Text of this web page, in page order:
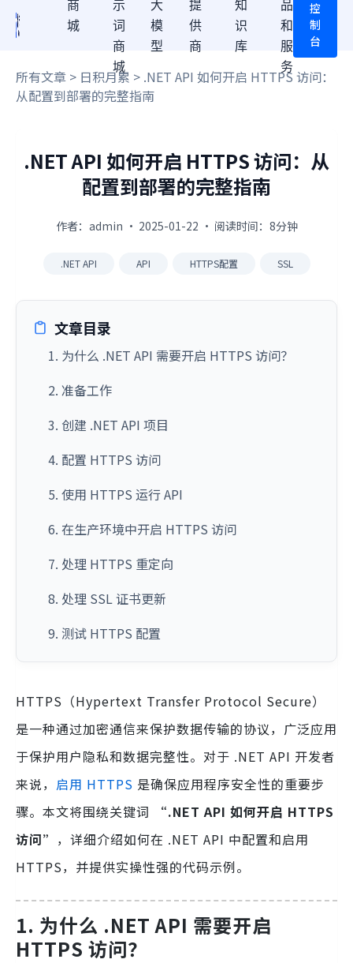
商
城
示
词
商
城
大
模
型
提
供
商
知
识
库
品
和
服
务
控
制
台
所有文章 > 日积月累 > .NET API 如何开启 HTTPS 访问：
从配置到部署的完整指南
.NET API 如何开启 HTTPS 访问：从
配置到部署的完整指南
作者：admin · 2025-01-22 · 阅读时间：8分钟
.NET API API HTTPS配置 SSL
文章目录
1. 为什么 .NET API 需要开启 HTTPS 访问？
2. 准备工作
3. 创建 .NET API 项目
4. 配置 HTTPS 访问
5. 使用 HTTPS 运行 API
6. 在生产环境中开启 HTTPS 访问
7. 处理 HTTPS 重定向
8. 处理 SSL 证书更新
9. 测试 HTTPS 配置
HTTPS（Hypertext Transfer Protocol Secure）
是一种通过加密通信来保护数据传输的协议，广泛应用
于保护用户隐私和数据完整性。对于 .NET API 开发者
来说， 启用 HTTPS 是确保应用程序安全性的重要步
骤。本文将围绕关键词
“.NET API 如何开启 HTTPS
访问” ，详细介绍如何在 .NET API 中配置和启用
HTTPS，并提供实操性强的代码示例。
1. 为什么 .NET API 需要开启
HTTPS 访问？